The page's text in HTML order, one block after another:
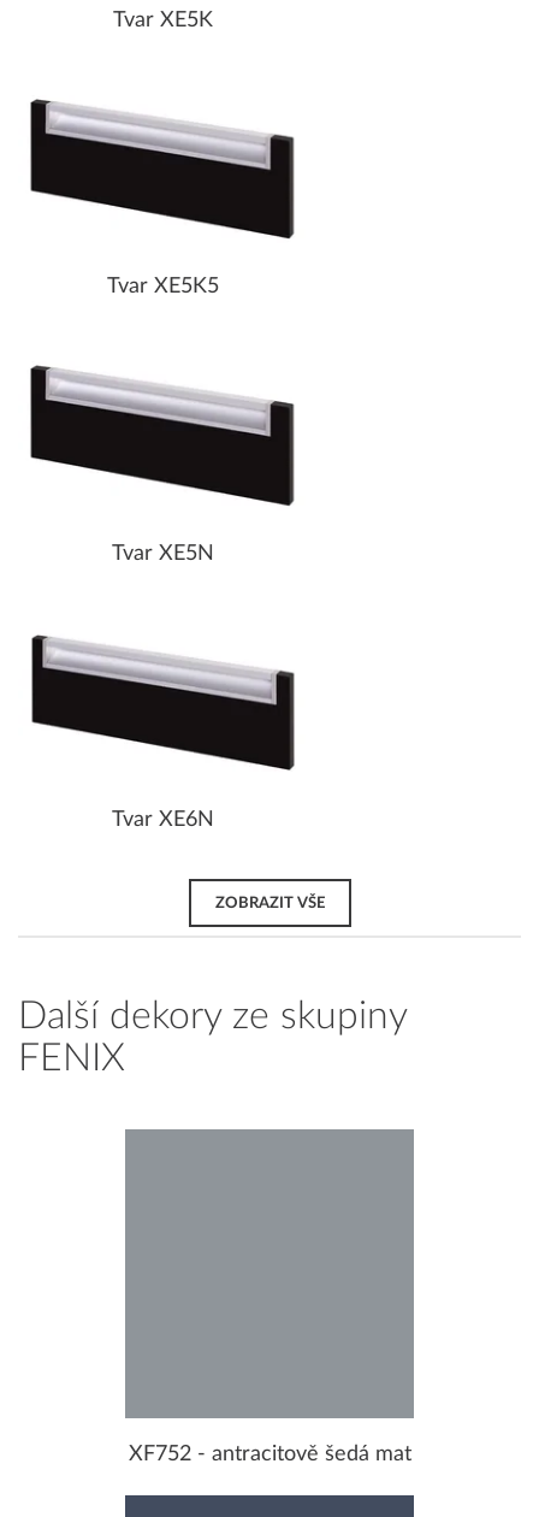
Tvar XE5K
Tvar XE5K5
Tvar XE5N
Tvar XE6N
ZOBRAZIT VŠE
Další dekory ze skupiny
FENIX
XF752 - antracitově šedá mat